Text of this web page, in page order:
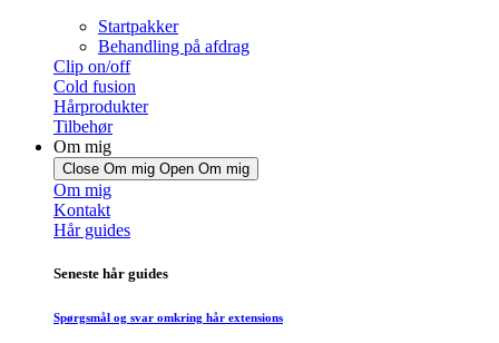
Startpakker
Behandling på afdrag
Clip on/off
Cold fusion
Hårprodukter
Tilbehør
Om mig
Close Om mig Open Om mig
Om mig
Kontakt
Hår guides
Seneste hår guides
Spørgsmål og svar omkring hår extensions